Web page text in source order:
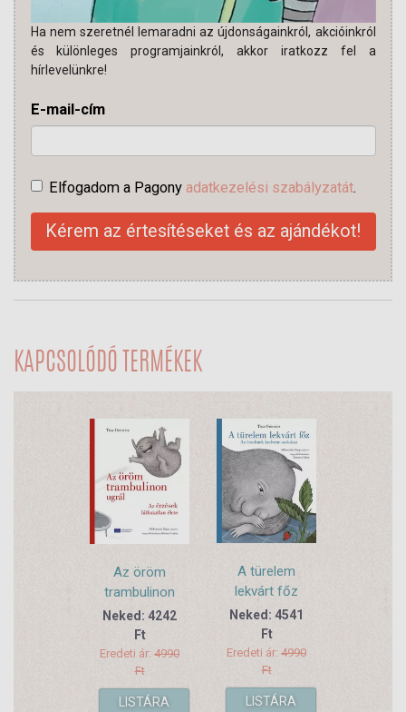
Ha nem szeretnél lemaradni az újdonságainkról, akcióinkról
és különleges programjainkról, akkor iratkozz fel a
hírlevelünkre!
E-mail-cím
Elfogadom a Pagony adatkezelési szabályzatát.
Kérem az értesítéseket és az ajándékot!
KAPCSOLÓDÓ TERMÉKEK
Az öröm
trambulinon
ugrál
Neked: 4242
Ft
Eredeti ár: 4990
Ft
LISTÁRA
A türelem
lekvárt főz
Neked: 4541
Ft
Eredeti ár: 4990
Ft
LISTÁRA